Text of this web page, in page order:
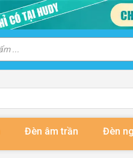
Đèn âm trần Đèn